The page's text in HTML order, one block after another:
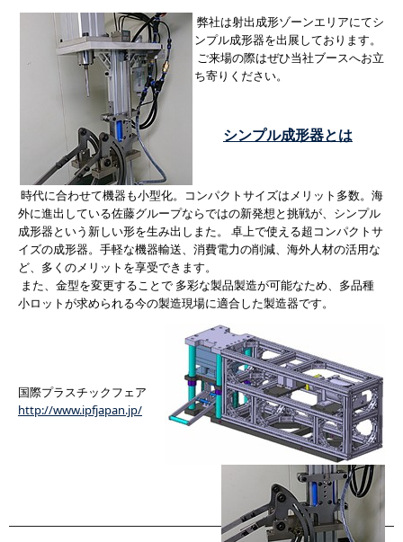
弊社は射出成形ゾーンエリアにてシ
ンプル成形器を出展しております。
ご来場の際はぜひ当社ブースへお立
ち寄りください。
シンプル成形器とは
時代に合わせて機器も小型化。コンパクトサイズはメリット多数。海
外に進出している佐藤グループならではの新発想と挑戦が、シンプル
成形器という新しい形を生み出しまた。 卓上で使える超コンパクトサ
イズの成形器。手軽な機器輸送、消費電力の削減、海外人材の活用な
ど、多くのメリットを享受できます。
また、金型を変更することで 多彩な製品製造が可能なため、多品種
小ロットが求められる今の製造現場に適合した製造器です。
国際プラスチックフェア
http://www.ipfjapan.jp/